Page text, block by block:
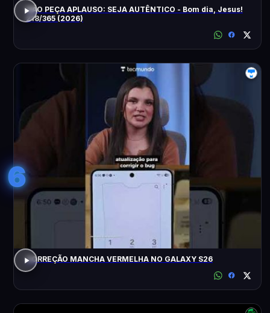
NÃO PEÇA APLAUSO: SEJA AUTÊNTICO - Bom dia, Jesus!
218/365 (2026)
6
CORREÇÃO MANCHA VERMELHA NO GALAXY S26